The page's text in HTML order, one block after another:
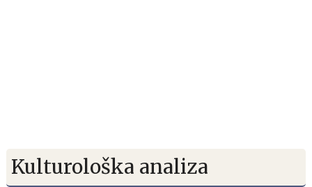
Kulturološka analiza